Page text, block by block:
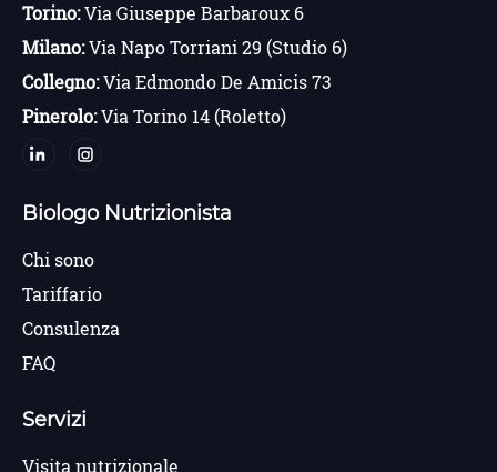
Torino:Via Giuseppe Barbaroux 6
Milano:Via Napo Torriani 29 (Studio 6)
Collegno:Via Edmondo De Amicis 73
Pinerolo:Via Torino 14 (Roletto)
Biologo Nutrizionista
Chi sono
Tariffario
Consulenza
FAQ
Servizi
Visita nutrizionale